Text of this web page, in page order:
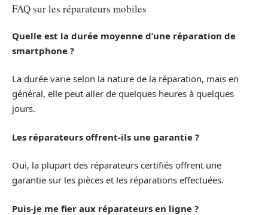
FAQ sur les réparateurs mobiles
Quelle est la durée moyenne d’une réparation de
smartphone ?
La durée varie selon la nature de la réparation, mais en
général, elle peut aller de quelques heures à quelques
jours.
Les réparateurs offrent-ils une garantie ?
Oui, la plupart des réparateurs certifiés offrent une
garantie sur les pièces et les réparations effectuées.
Puis-je me fier aux réparateurs en ligne ?